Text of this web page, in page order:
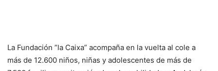
La Fundación ”la Caixa” acompaña en la vuelta al cole a
más de 12.600 niños, niñas y adolescentes de más de